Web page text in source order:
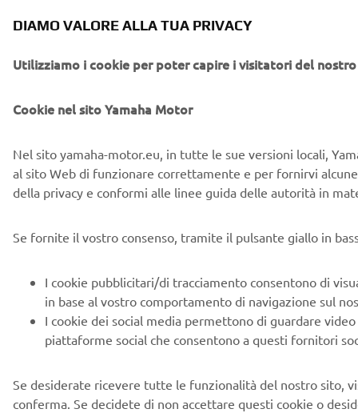
DIAMO VALORE ALLA TUA PRIVACY
Utilizziamo i cookie per poter capire i visitatori del
Cookie nel sito Yamaha Motor
Nel sito yamaha-motor.eu, in tutte le sue versioni locali,
al sito Web di funzionare correttamente e per fornirvi
della privacy e conformi alle linee guida delle autorità in
Se fornite il vostro consenso, tramite il pulsante giallo in
I cookie pubblicitari/di tracciamento consentono di
in base al vostro comportamento di navigazione sul
I cookie dei social media permettono di guardare
piattaforme social che consentono a questi fornitori
Se desiderate ricevere tutte le funzionalità del nostro sito,
conferma. Se decidete di non accettare questi cookie o